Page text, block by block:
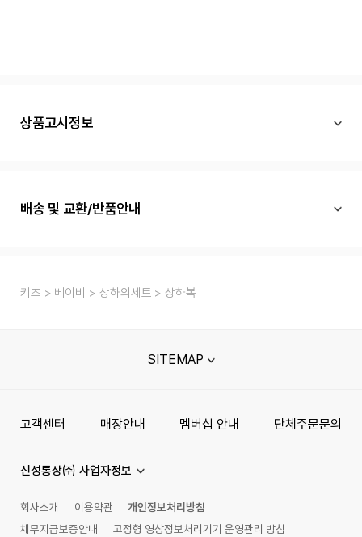
상품고시정보
배송 및 교환/반품안내
키즈 베이비 상하의세트 상하복
SITEMAP
고객센터 매장안내 멤버십 안내 단체주문문의
신성통상㈜ 사업자정보
회사소개 이용약관
개인정보처리방침
채무지급보증안내
고정형 영상정보처리기기 운영관리 방침